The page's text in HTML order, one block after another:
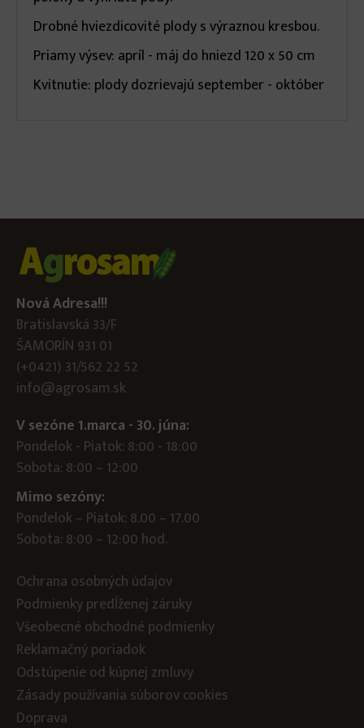
Drobné hviezdicovité plody s výraznou kresbou.
Priamy výsev: apríl - máj do hniezd 120 x 50 cm
Kvitnutie: plody dozrievajú september - október
Nová Adresa!!!
Bratislavská 33/F
ŠAMORÍN 931 01
(+0421) 31/562 22 52
info@agrosam.sk
V sezóne 1.marca - 30. júna:
Pondelok - Piatok: 8:00 - 18:00
Sobota: 8:00 – 12:00
Mimo sezóny:
Pondelok – Piatok: 8.00 – 17.00
Sobota: 8:00 – 12:00 hod.
Ochrana osobných údajov
Podmienky predĺženej záruky
Všeobecné obchodné podmienky
Reklamačný poriadok
Odstúpenie od kúpnej zmluvy
Zásady používania súborov cookies
Doprava